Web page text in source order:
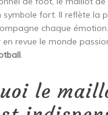
fort. Il reflète la
chaque
en revue le monde
.
le